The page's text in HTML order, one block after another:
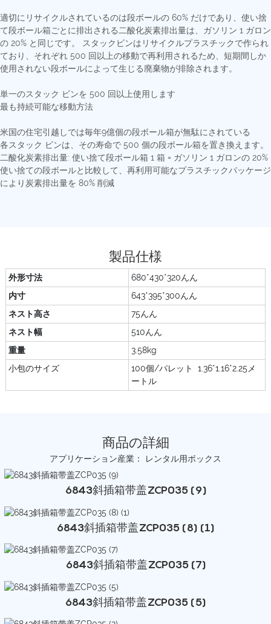
適切にリサイクルされているのは段ボールの 60% だけであり、使い捨
て段ボール箱ごとに排出される二酸化炭素排出量は、ガソリン 1 ガロン
の 20% と同じです。 スタックビンはリサイクルプラスチックで作られ
ており、それぞれ 500 回以上の移動で再利用されるため、短期間しか
使用されない段ボールによって生じる廃棄物が排除されます。
単一のスタック ビンを 500 回以上使用します
最も持続可能な移動方法
米国の住宅引越しでは毎年9億個の段ボール箱が無駄にされている
各スタック ビンは、その寿命で 500 個の段ボール箱を置き換えます。
二酸化炭素排出量: 使い捨て段ボール箱 1 箱 = ガソリン 1 ガロンの 20%
使い捨ての段ボールと比較して、再利用可能なプラスチックパッケージ
により炭素排出量を 80% 削減
製品仕様
外形寸法
680*430*320んん
内寸
643*395*300んん
ネスト高さ
75んん
ネスト幅
510んん
重量
3.58kg
小包のサイズ
100個/パレット 1.36*1.16*2.25メ
ートル
商品の詳細
アプリケーション産業： レンタル用ボックス
6843斜插箱带盖ZCP035 (9)
6843斜插箱带盖ZCP035 (8) (1)
6843斜插箱带盖ZCP035 (7)
6843斜插箱带盖ZCP035 (5)